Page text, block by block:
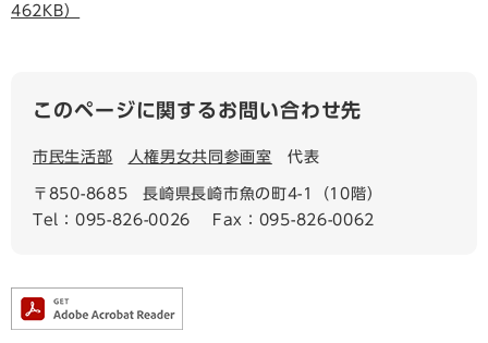
462KB）
このページに関するお問い合わせ先
市民生活部 人権男女共同参画室 代表
〒850-8685
長崎県長崎市魚の町4-1（10階）
Tel：095-826-0026
Fax：095-826-0062